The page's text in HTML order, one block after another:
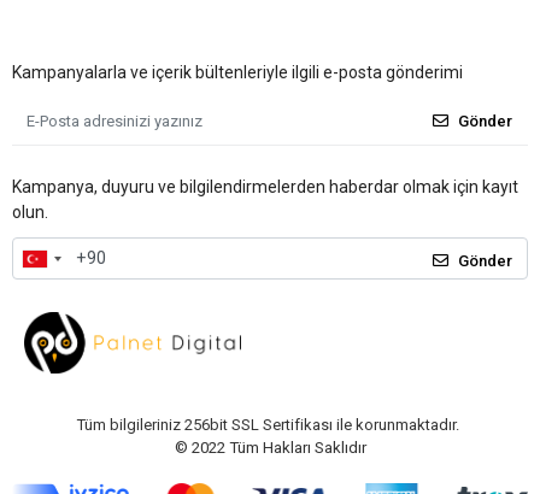
Kampanyalarla ve içerik bültenleriyle ilgili e-posta gönderimi
Gönder
Kampanya, duyuru ve bilgilendirmelerden haberdar olmak için kayıt
olun.
Gönder
Tüm bilgileriniz 256bit SSL Sertifikası ile korunmaktadır.
© 2022 Tüm Hakları Saklıdır